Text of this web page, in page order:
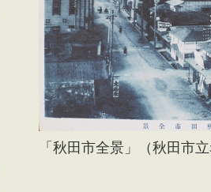
「秋田市全景」（秋田市